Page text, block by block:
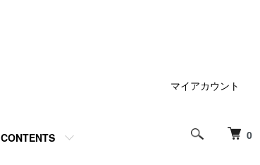
0
CONTENTS
マイアカウント